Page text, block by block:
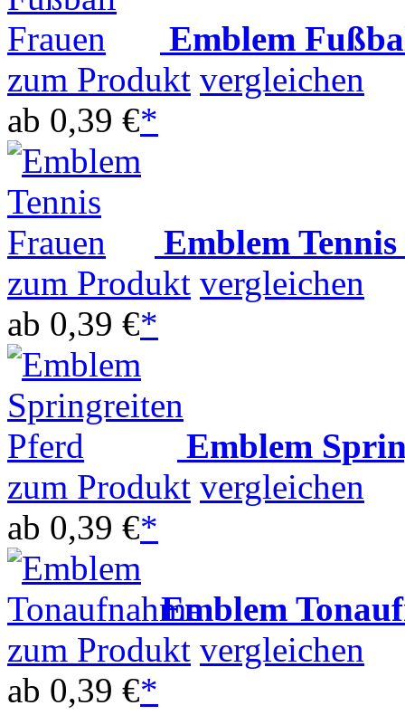
Emblem
zum Produkt vergleichen
ab 0,39 €*
Emblem
zum Produkt vergleichen
ab 0,39 €*
Emblem
zum Produkt vergleichen
ab 0,39 €*
Emblem
zum Produkt vergleichen
ab 0,39 €*